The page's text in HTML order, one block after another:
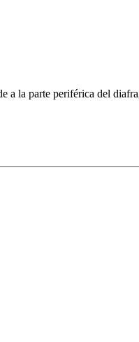
a la parte periférica del